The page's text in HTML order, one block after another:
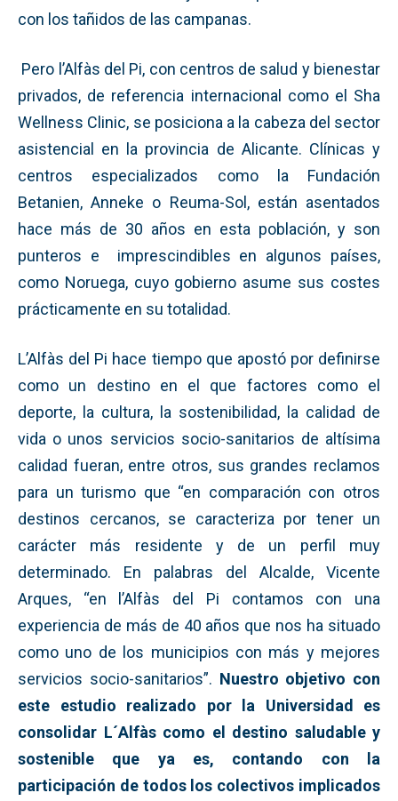
con los tañidos de las campanas.
Pero l’Alfàs del Pi, con centros de salud y bienestar
privados, de referencia internacional como el Sha
Wellness Clinic, se posiciona a la cabeza del sector
asistencial en la provincia de Alicante. Clínicas y
centros especializados como la Fundación
Betanien, Anneke o Reuma-Sol, están asentados
hace más de 30 años en esta población, y son
punteros e imprescindibles en algunos países,
como Noruega, cuyo gobierno asume sus costes
prácticamente en su totalidad.
L’Alfàs del Pi hace tiempo que apostó por definirse
como un destino en el que factores como el
deporte, la cultura, la sostenibilidad, la calidad de
vida o unos servicios socio-sanitarios de altísima
calidad fueran, entre otros, sus grandes reclamos
para un turismo que “en comparación con otros
destinos cercanos, se caracteriza por tener un
carácter más residente y de un perfil muy
determinado. En palabras del Alcalde, Vicente
Arques, “en l’Alfàs del Pi contamos con una
experiencia de más de 40 años que nos ha situado
como uno de los municipios con más y mejores
servicios socio-sanitarios”. Nuestro objetivo con
este estudio realizado por la Universidad es
consolidar L´Alfàs como el destino saludable y
sostenible que ya es, contando con la
participación de todos los colectivos implicados